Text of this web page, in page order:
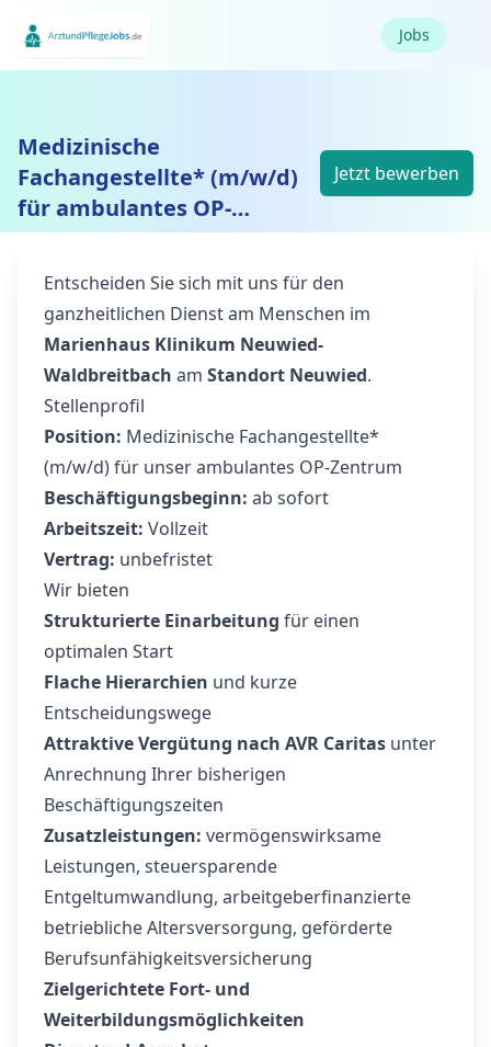
Jobs
Medizinische
Fachangestellte* (m/w/d)
für ambulantes OP-
Zentrum
Jetzt bewerben
Entscheiden Sie sich mit uns für den
ganzheitlichen Dienst am Menschen im
Marienhaus Klinikum Neuwied-
Waldbreitbach am Standort Neuwied.
Stellenprofil
Position: Medizinische Fachangestellte*
(m/w/d) für unser ambulantes OP-Zentrum
Beschäftigungsbeginn: ab sofort
Arbeitszeit: Vollzeit
Vertrag: unbefristet
Wir bieten
Strukturierte Einarbeitung für einen
optimalen Start
Flache Hierarchien und kurze
Entscheidungswege
Attraktive Vergütung nach AVR Caritas unter
Anrechnung Ihrer bisherigen
Beschäftigungszeiten
Zusatzleistungen: vermögenswirksame
Leistungen, steuersparende
Entgeltumwandlung, arbeitgeberfinanzierte
betriebliche Altersversorgung, geförderte
Berufsunfähigkeitsversicherung
Zielgerichtete Fort- und
Weiterbildungsmöglichkeiten